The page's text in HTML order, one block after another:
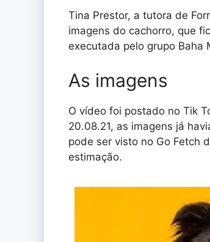
Tina Prestor, a tutora de
imagens do cachorro, que
executada pelo grupo Baha
As imagens
O vídeo foi postado no Tik
20.08.21, as imagens já
pode ser visto no Go Fetch
estimação.